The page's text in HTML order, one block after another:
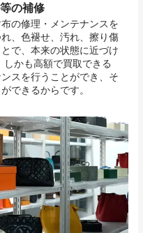
の補修
の修理・メンテナンスを
、色褪せ、汚れ、擦り傷
で、本来の状態に近づけ
かも高額で買取できる
スを行うことができ、そ
できるからです。